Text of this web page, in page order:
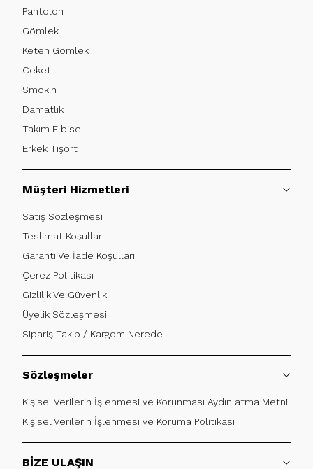
Pantolon
Gömlek
Keten Gömlek
Ceket
Smokin
Damatlık
Takım Elbise
Erkek Tişört
Müşteri Hizmetleri
Satış Sözleşmesi
Teslimat Koşulları
Garanti Ve İade Koşulları
Çerez Politikası
Gizlilik Ve Güvenlik
Üyelik Sözleşmesi
Sipariş Takip / Kargom Nerede
Sözleşmeler
Kişisel Verilerin İşlenmesi ve Korunması Aydınlatma Metni
Kişisel Verilerin İşlenmesi ve Koruma Politikası
BİZE ULAŞIN